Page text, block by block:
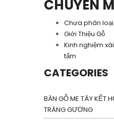
CHUYÊN
Chưa phân loại
Giới Thiệu Gỗ
Kinh nghiệm
tấm
CATEGORIES
BÀN GỖ ME TÂY KẾT
TRÁNG GƯƠNG